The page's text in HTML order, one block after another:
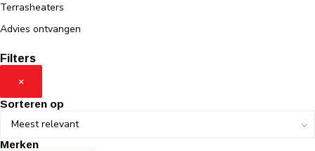
Terrasheaters
Advies ontvangen
Filters
×
Sorteren op
Merken